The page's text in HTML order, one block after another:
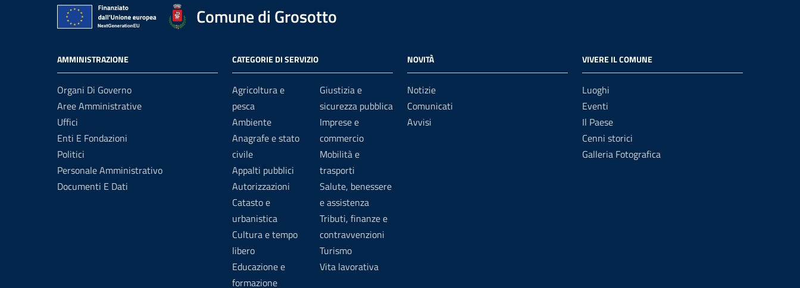
Comune di Grosotto
AMMINISTRAZIONE
Organi Di Governo
Aree Amministrative
Uffici
Enti E Fondazioni
Politici
Personale Amministrativo
Documenti E Dati
CATEGORIE DI SERVIZIO
Agricoltura e
pesca
Ambiente
Anagrafe e stato
civile
Appalti pubblici
Autorizzazioni
Catasto e
urbanistica
Cultura e tempo
libero
Educazione e
formazione
Giustizia e
sicurezza pubblica
Imprese e
commercio
Mobilità e
trasporti
Salute, benessere
e assistenza
Tributi, finanze e
contravvenzioni
Turismo
Vita lavorativa
NOVITÀ
Notizie
Comunicati
Avvisi
VIVERE IL COMUNE
Luoghi
Eventi
Il Paese
Cenni storici
Galleria Fotografica